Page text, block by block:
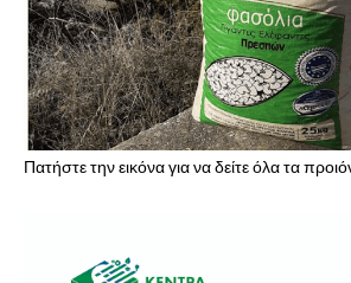
Πατήστε την εικόνα για να δείτε όλα τα